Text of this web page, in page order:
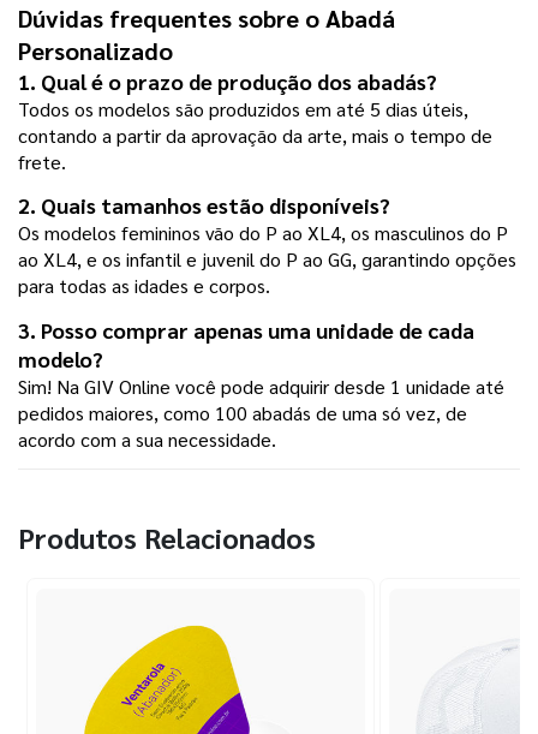
Dúvidas frequentes sobre o Abadá
Personalizado
1. Qual é o prazo de produção dos abadás?
Todos os modelos são produzidos em até 5 dias úteis,
contando a partir da aprovação da arte, mais o tempo de
frete.
2. Quais tamanhos estão disponíveis?
Os modelos femininos vão do P ao XL4, os masculinos do P
ao XL4, e os infantil e juvenil do P ao GG, garantindo opções
para todas as idades e corpos.
3. Posso comprar apenas uma unidade de cada
modelo?
Sim! Na GIV Online você pode adquirir desde 1 unidade até
pedidos maiores, como 100 abadás de uma só vez, de
acordo com a sua necessidade.
Produtos Relacionados